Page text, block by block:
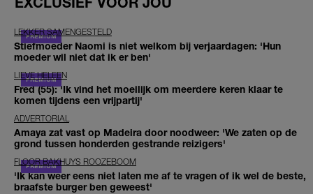
LEKKER SAMENGESTELD
Stiefmoeder Naomi is niet welkom bij verjaardagen: 'Hun
moeder wil niet dat ik er ben'
LIEVE HELEEN
Fred (55): 'Ik vind het moeilijk om meerdere keren klaar te
komen tijdens een vrijpartij'
ADVERTORIAL
Amaya zat vast op Madeira door noodweer: 'We zaten op de
grond tussen honderden gestrande reizigers'
FLOOR BAKHUYS ROOZEBOOM
'Ik kan weer eens niet laten me af te vragen of ik wel de beste,
braafste burger ben geweest'